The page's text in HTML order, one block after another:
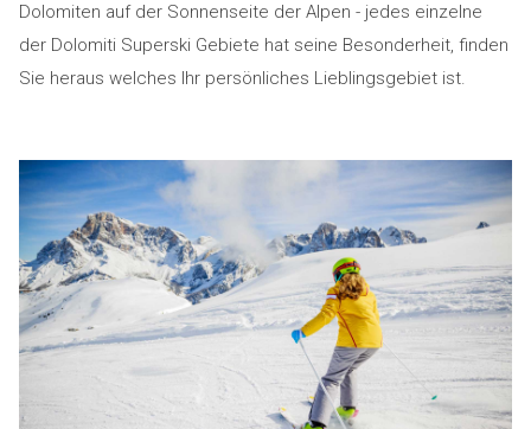
Dolomiten auf der Sonnenseite der Alpen - jedes einzelne
der Dolomiti Superski Gebiete hat seine Besonderheit, finden
Sie heraus welches Ihr persönliches Lieblingsgebiet ist.